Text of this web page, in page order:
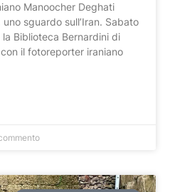
Manoocher Deghati
sguardo sull’Iran. Sabato
Biblioteca Bernardini di
il fotoreporter iraniano